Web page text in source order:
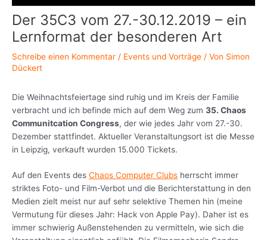
Der 35C3 vom 27.-30.12.2019 – ein
Lernformat der besonderen Art
Schreibe einen Kommentar / Events und Vorträge / Von Simon
Dückert
Die Weihnachtsfeiertage sind ruhig und im Kreis der Familie
verbracht und ich befinde mich auf dem Weg zum 35. Chaos
Communitcation Congress, der wie jedes Jahr vom 27.-30.
Dezember stattfindet. Aktueller Veranstaltungsort ist die Messe
in Leipzig, verkauft wurden 15.000 Tickets.
Auf den Events des Chaos Computer Clubs herrscht immer
striktes Foto- und Film-Verbot und die Berichterstattung in den
Medien zielt meist nur auf sehr selektive Themen hin (meine
Vermutung für dieses Jahr: Hack von Apple Pay). Daher ist es
immer schwierig Außenstehenden zu vermitteln, wie sich die